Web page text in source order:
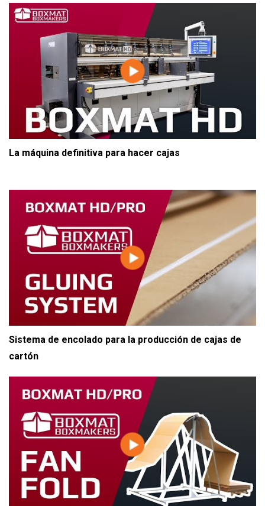
La máquina definitiva para hacer cajas
Sistema de encolado para la producción de cajas de
cartón